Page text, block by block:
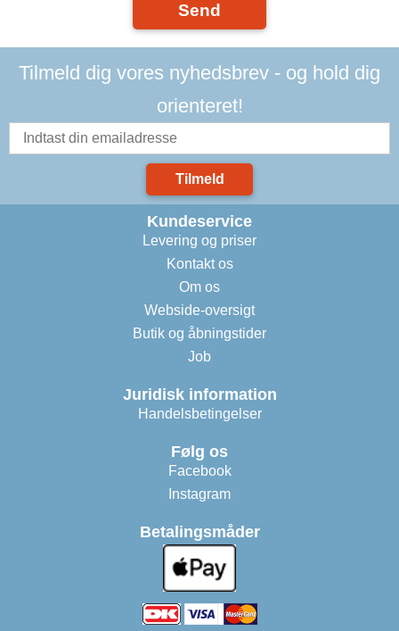
Send
Tilmeld dig vores nyhedsbrev - og hold dig
orienteret!
Tilmeld
Kundeservice
Levering og priser
Kontakt os
Om os
Webside-oversigt
Butik og åbningstider
Job
Juridisk information
Handelsbetingelser
Følg os
Facebook
Instagram
Betalingsmåder